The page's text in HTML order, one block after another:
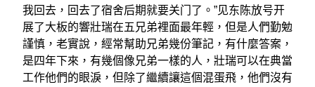
我回去，回去了宿舍后期就要关门了。”见东陈放号开
展了大板的響壯瑞在五兄弟裡面最年輕，但是人們勤勉
謹慎，老實說，經常幫助兄弟幾份筆記，有什麼答案，
是四年下來，有幾個像兄弟一樣的人，壯瑞可以在典當
工作他們的眼淚，但除了繼續讓這個混蛋飛，他們沒有